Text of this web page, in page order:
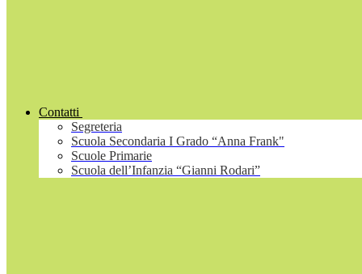
Contatti
Segreteria
Scuola Secondaria I Grado “Anna Frank"
Scuole Primarie
Scuola dell’Infanzia “Gianni Rodari”